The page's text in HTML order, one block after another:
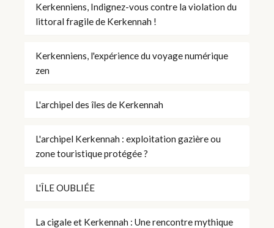
Kerkenniens, Indignez-vous contre la violation du
littoral fragile de Kerkennah !
Kerkenniens, l'expérience du voyage numérique
zen
L'archipel des îles de Kerkennah
L'archipel Kerkennah : exploitation gazière ou
zone touristique protégée ?
L'ÎLE OUBLIÉE
La cigale et Kerkennah : Une rencontre mythique